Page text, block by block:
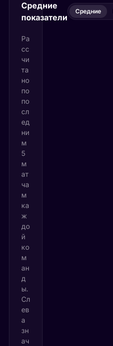
Средние
показатели
Средние
Ра
сс
чи
та
но
по
по
сл
ед
ни
м
5
м
ат
ча
м
ка
ж
до
й
ко
м
ан
д
ы.
Сл
ев
а
зн
ач